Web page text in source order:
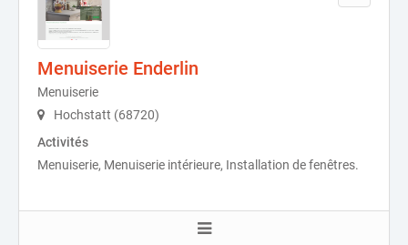
Menuiserie Enderlin
Menuiserie
Hochstatt (68720)
Activités
Menuiserie, Menuiserie intérieure, Installation de fenêtres.